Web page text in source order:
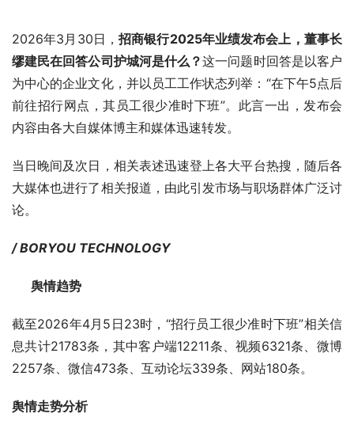
2026年3月30日， 招商银行2025年业绩发布会上，董事长
缪建民在回答公司护城河是什么？这一问题时回答是以客户
为中心的企业文化，并以员工工作状态列举：“在下午5点后
前往招行网点，其员工很少准时下班”。此言一出，发布会
内容由各大自媒体博主和媒体迅速转发。
当日晚间及次日，相关表述迅速登上各大平台热搜，随后各
大媒体也进行了相关报道，由此引发市场与职场群体广泛讨
论。
/ BORYOU TECHNOLOGY
舆情趋势
截至2026年4月5日23时，“招行员工很少准时下班”相关信
息共计21783条，其中客户端12211条、视频6321条、微博
2257条、微信473条、互动论坛339条、网站180条。
舆情走势分析